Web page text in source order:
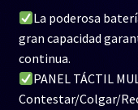
La poderosa
gran capacidad
continua.
PANEL TÁCTIL
Contestar/Colgar/